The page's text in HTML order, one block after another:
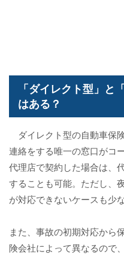
「ダイレクト型」
はある？
ダイレクト型の自動車保
連絡をする唯一の窓口がコ
代理店で契約した場合は、
することも可能。ただし、
が対応できないケースも少
また、事故の初期対応から
険会社によって異なるので